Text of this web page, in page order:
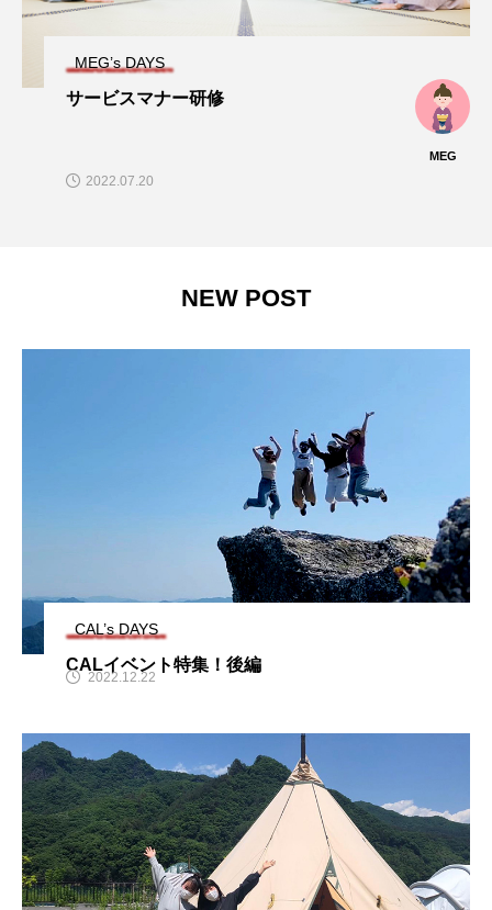
福利厚生
MEG’s DAYS
サービスマナー研修
MEG
2022.07.20
NEW POST
CAL’s DAYS
CALイベント特集！後編
2022.12.22